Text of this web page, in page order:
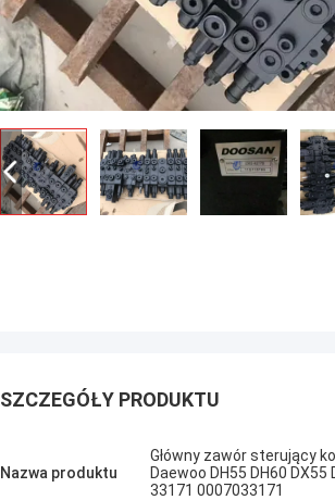
Erdenetumur Kampana
SZCZEGÓŁY PRODUKTU
Nazwa produktu
Główny zawór sterujący
Daewoo DH55 DH60 DX55
33171 0007033171